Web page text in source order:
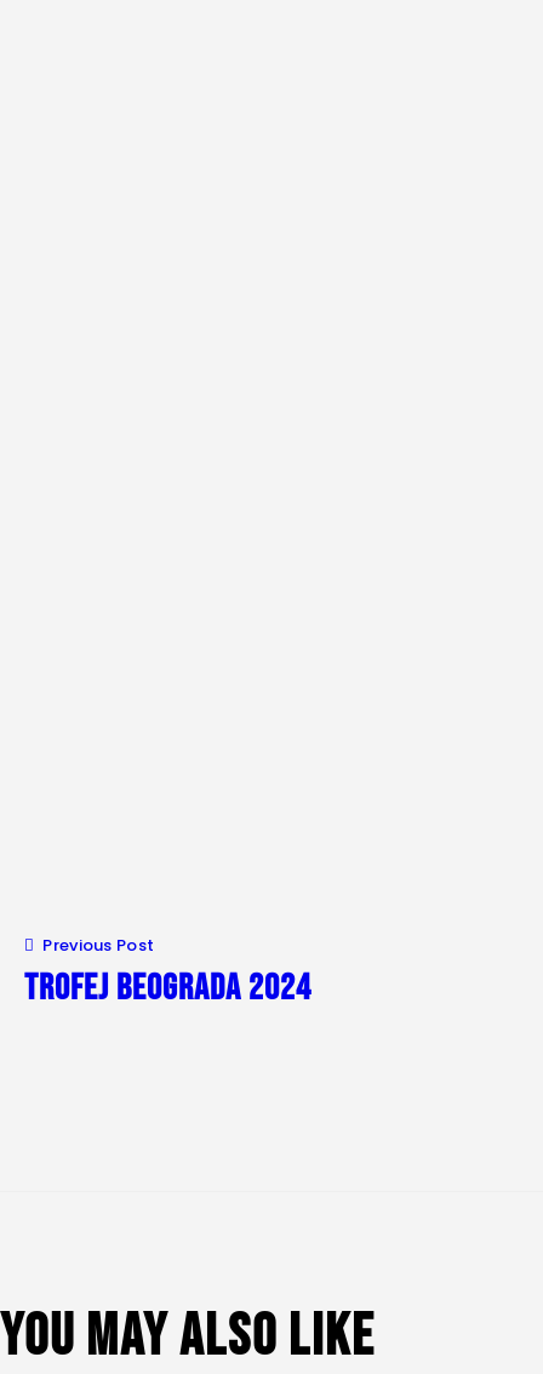
Previous Post
TROFEJ BEOGRADA 2024
You May Also Like